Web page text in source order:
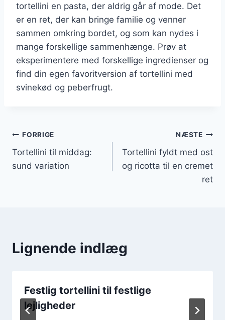
tortellini en pasta, der aldrig går af mode. Det
er en ret, der kan bringe familie og venner
sammen omkring bordet, og som kan nydes i
mange forskellige sammenhænge. Prøv at
eksperimentere med forskellige ingredienser og
find din egen favoritversion af tortellini med
svinekød og peberfrugt.
Indlægsnavigation
FORRIGE
Tortellini til middag:
sund variation
NÆSTE
Tortellini fyldt med ost
og ricotta til en cremet
ret
Lignende indlæg
Festlig tortellini til festlige
lejligheder